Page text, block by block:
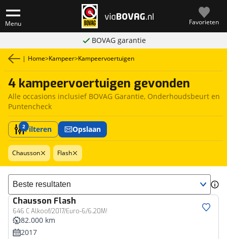
Menu Favorieten
BOVAG garantie
| Home>Kampeer>Kampeervoertuigen
4 kampeervoertuigen gevonden
Alle occasions inclusief BOVAG Garantie, Onderhoudsbeurt en
Puntencheck
2Filteren Opslaan
Chausson Flash
Sorteer resultaten
Chausson Flash
646 C Alkoof/2017/Euro-6/6.20M!
82.000 km
2017